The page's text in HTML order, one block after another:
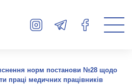
норм постанови №28 щодо
праці медичних працівників